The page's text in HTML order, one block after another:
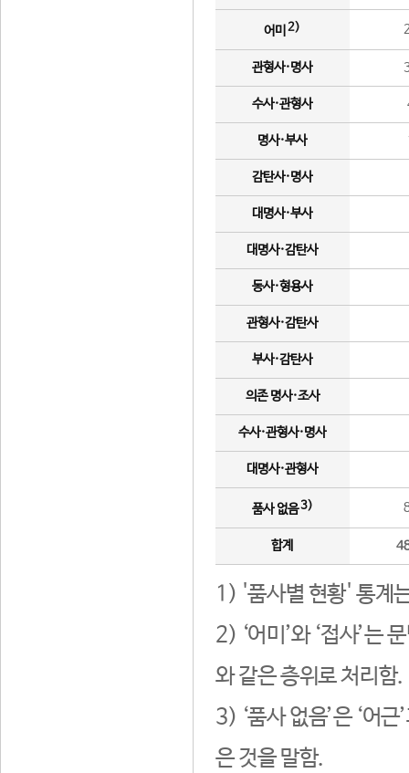
어미 2)
관형사·명사
수사·관형사
명사·부사
감탄사·명사
대명사·부사
대명사·감탄사
동사·형용사
관형사·감탄사
부사·감탄사
의존 명사·조사
수사·관형사·명사
대명사·관형사
품사 없음3)
합계
1) '품사별 현황' 통계
2) ‘어미’와 ‘접사’는
와 같은 층위로 처리함.
3) ‘품사 없음’은 ‘어
은 것을 말함.